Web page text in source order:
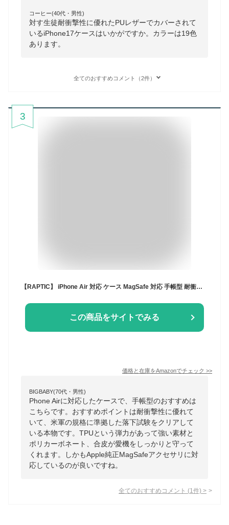
コーヒー(40代・男性)
対す生徒耐衝撃性に優れたPUレザーでカバーされて
いるiPhone17ケースはいかがですか。カラーは19色
あります。
全てのおすすめコメント（2件）
3
【RAPTIC】 iPhone Air 対応 ケース MagSafe 対応 手帳型 耐衝撃 合成 皮 革 スマホケース 背面 クリア カード入れ 頑丈 マグセーフ 携帯ケース [ iPhoneAir アイフォンエアー 対応 手帳型ケース ] Air Folio ブラック
この商品をサイトでみる
価格と在庫をAmazonでチェック >>
BIGBABY(70代・男性)
Phone Airに対応したケースで、手帳型のおすすめは
こちらです。おすすめポイントは耐衝撃性に優れて
いて、米軍の規格に準拠した落下試験をクリアして
いる本物です。TPUという弾力があって強い素材と
ポリカーボネート、合皮が愛機をしっかりと守って
くれます。しかもApple純正MagSafeアクセサリに対
応しているのが良いですね。
全てのおすすめコメント (1 件) >